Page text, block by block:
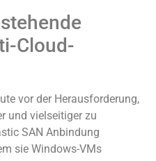
Cloud-
vor der Herausforderung,
und vielseitiger zu
SAN Anbindung
sie Windows-VMs